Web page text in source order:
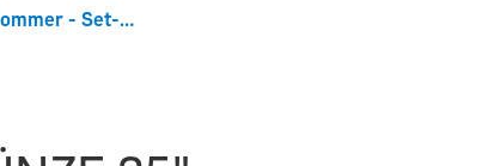
"MARKE & MÜNZE 25" Sommer - Set-Klein